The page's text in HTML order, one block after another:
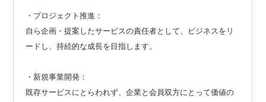
・プロジェクト推進：
自ら企画・提案したサービスの責任者として、ビジネスをリ
ードし、持続的な成長を目指します。
・新規事業開発：
既存サービスにとらわれず、企業と会員双方にとって価値の